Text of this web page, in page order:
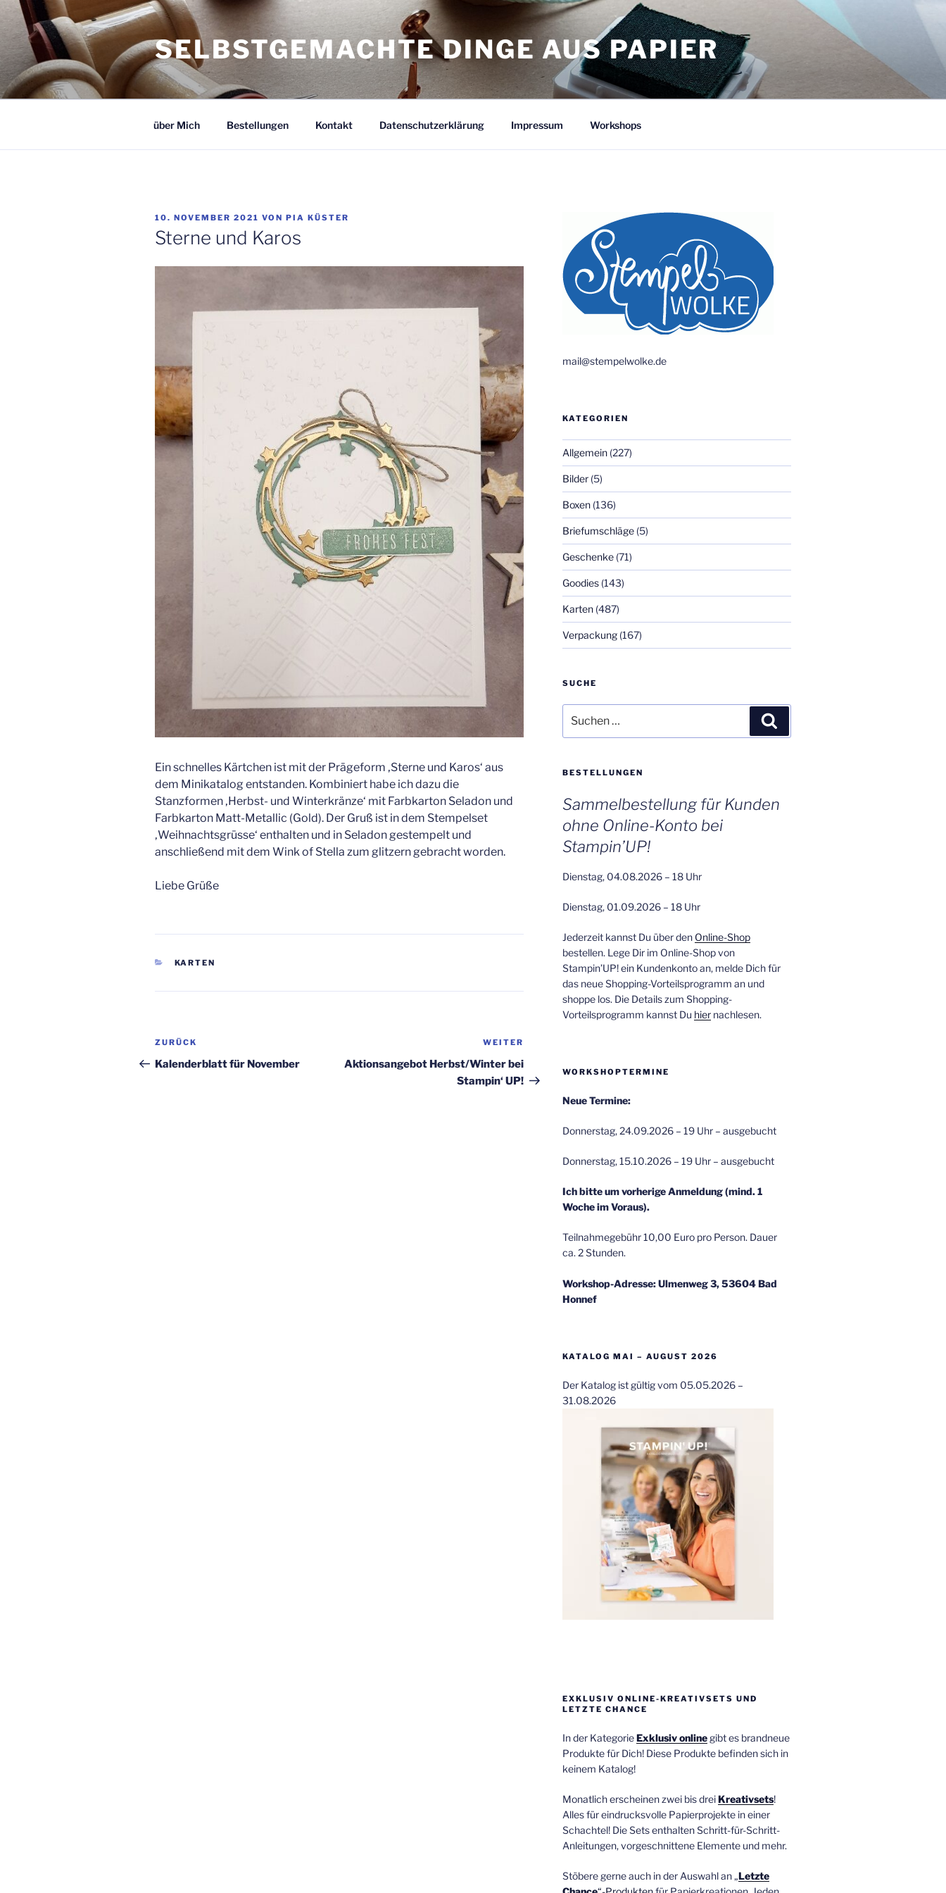
Zum
Inhalt
springen
SELBSTGEMACHTE DINGE AUS PAPIER
über Mich Bestellungen Kontakt Datenschutzerklärung Impressum Workshops
VERÖFFENTLICHT
AM
10. NOVEMBER 2021 VON PIA KÜSTER
Sterne und Karos
Ein schnelles Kärtchen ist mit der Prägeform ‚Sterne und Karos‘ aus
dem Minikatalog entstanden. Kombiniert habe ich dazu die
Stanzformen ‚Herbst- und Winterkränze‘ mit Farbkarton Seladon und
Farbkarton Matt-Metallic (Gold). Der Gruß ist in dem Stempelset
‚Weihnachtsgrüsse‘ enthalten und in Seladon gestempelt und
anschließend mit dem Wink of Stella zum glitzern gebracht worden.
Liebe Grüße
KATEGORIEN
KARTEN
Beitragsnavigation
Vorheriger
Beitrag
ZURÜCK
Kalenderblatt für November
Beitrag
WEITER
Aktionsangebot Herbst/Winter bei
Stampin‘ UP!
mail@stempelwolke.de
KATEGORIEN
Allgemein(227)
Bilder(5)
Boxen(136)
Briefumschläge(5)
Geschenke(71)
Goodies(143)
Karten(487)
Verpackung(167)
SUCHE
nach:
BESTELLUNGEN
Sammelbestellung für Kunden
ohne Online-Konto bei
Stampin’UP!
Dienstag, 04.08.2026 – 18 Uhr
Dienstag, 01.09.2026 – 18 Uhr
Jederzeit kannst Du über den Online-Shop
bestellen. Lege Dir im Online-Shop von
Stampin’UP! ein Kundenkonto an, melde Dich für
das neue Shopping-Vorteilsprogramm an und
shoppe los. Die Details zum Shopping-
Vorteilsprogramm kannst Du hiernachlesen.
WORKSHOPTERMINE
Neue Termine:
Donnerstag, 24.09.2026 – 19 Uhr – ausgebucht
Donnerstag, 15.10.2026 – 19 Uhr – ausgebucht
Ich bitte um vorherige Anmeldung (mind. 1
Woche im Voraus).
Teilnahmegebühr 10,00 Euro pro Person. Dauer
ca. 2 Stunden.
Workshop-Adresse: Ulmenweg 3, 53604 Bad
Honnef
KATALOG MAI – AUGUST 2026
Der Katalog ist gültig vom 05.05.2026 –
31.08.2026
EXKLUSIV ONLINE-KREATIVSETS UND
LETZTE CHANCE
In der KategorieExklusiv onlinegibt es brandneue
Produkte für Dich! Diese Produkte befinden sich in
keinem Katalog!
Monatlich erscheinen zwei bis drei Kreativsets!
Alles für eindrucksvolle Papierprojekte in einer
Schachtel! Die Sets enthalten Schritt-für-Schritt-
Anleitungen, vorgeschnittene Elemente und mehr.
Stöbere gerne auch in der Auswahl an „Letzte